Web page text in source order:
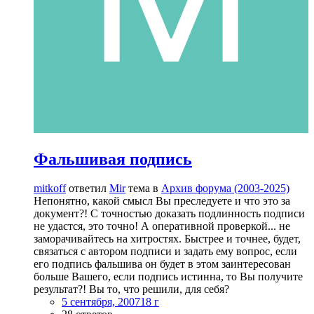
Фальшивая подпись
mitkoffответил Mirтема в Архив форума (2003-2025)
Непонятно, какой смысл Вы преследуете и что это за
документ?! С точностью доказать подлинность подписи
не удастся, это точно! А оперативной проверкой... не
заморачивайтесь на хитростях. Быстрее и точнее, будет,
связаться с автором подписи и задать ему вопрос, если
его подпись фальшива он будет в этом заинтересован
больше Вашего, если подпись истинна, то Вы получите
результат?! Вы то, что решили, для себя?
5 сентября, 200718 г